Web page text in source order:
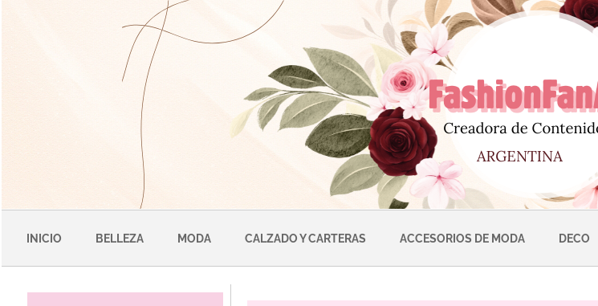
INICIO BELLEZA MODA CALZADO Y CARTERAS ACCESORIOS DE MODA DECO